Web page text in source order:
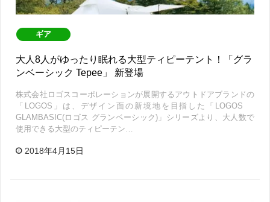
ギア
大人8人がゆったり眠れる大型ティピーテント！「グラ
ンベーシック Tepee」 新登場
株式会社ロゴスコーポレーションが展開するアウトドアブランドの
「LOGOS」は、デザイン面の新境地を目指した「LOGOS
GLAMBASIC(ロゴス グランベーシック)」シリーズより、大人数で
使用できる大型のティピーテン…
2018年4月15日